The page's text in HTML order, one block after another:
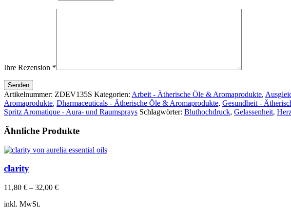
Ihre Rezension *
Senden
Artikelnummer: ZDEV135S Kategorien: Arbeit - Ätherische Öle & Aromaprodukte,
Aromaprodukte, Dharmaceuticals - Ätherische Öle & Aromaprodukte, Gesundheit -
Spritz Aromatique - Aura- und Raumsprays Schlagwörter: Bluthochdruck, Gelassenheit,
Ähnliche Produkte
clarity
11,80 € – 32,00 €
inkl. MwSt.